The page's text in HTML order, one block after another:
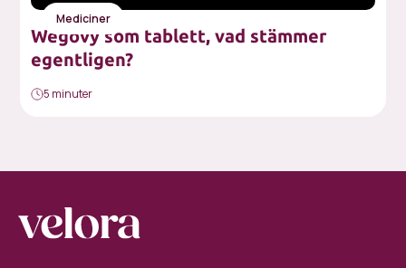
Mediciner
Wegovy som tablett, vad stämmer
egentligen?
5 minuter